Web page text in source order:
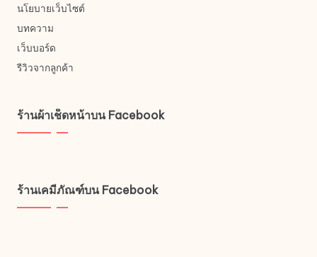
นโยบายเว็บไซต์
บทความ
เว็บบอร์ด
รีวิวจากลูกค้า
ร้านผ้าเช็ดหน้าบน Facebook
ร้านเคมีภัณฑ์บน Facebook